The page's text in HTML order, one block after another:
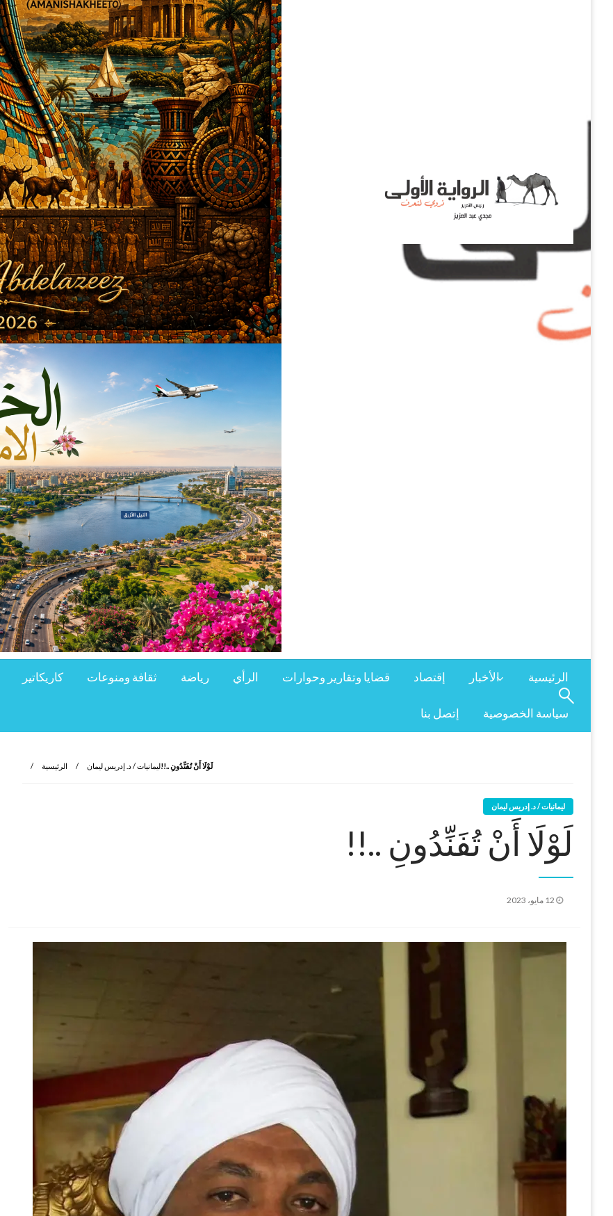
الرواية الأولى
نروي لتعرف
الرئيسية الأخبار إقتصاد قضايا وتقارير وحوارات الرأي رياضة ثقافة ومنوعات كاريكاتير
سياسة الخصوصية إتصل بنا
الرئيسية ليمانيات / د. إدريس ليمانلَوْلَا أَنْ تُفَنِّدُونِ ..!!
ليمانيات / د. إدريس ليمان
لَوْلَا أَنْ تُفَنِّدُونِ ..!!
نُشر
12 مايو، 2023